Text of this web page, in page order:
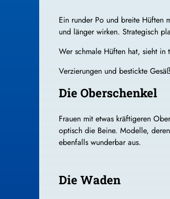
Ein runder Po und breite Hüften
und länger wirken. Strategisch
Wer schmale Hüften hat, sieht in
Verzierungen und bestickte
Die Oberschenkel
Frauen mit etwas kräftigeren
optisch die Beine. Modelle,
ebenfalls wunderbar aus.
Die Waden